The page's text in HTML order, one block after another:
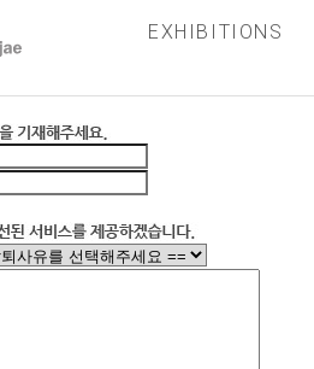
EXHIBITIONS